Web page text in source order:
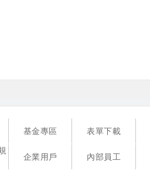
基金專區 表單下載
企業用戶 內部員工